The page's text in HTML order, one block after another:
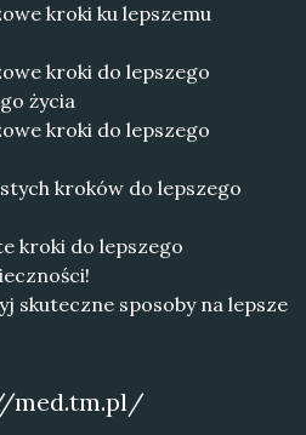
kroki ku lepszemu
kroki do lepszego
życia
kroki do lepszego
kroków do lepszego
kroki do lepszego
skuteczne sposoby na lepsze
med.tm.pl/